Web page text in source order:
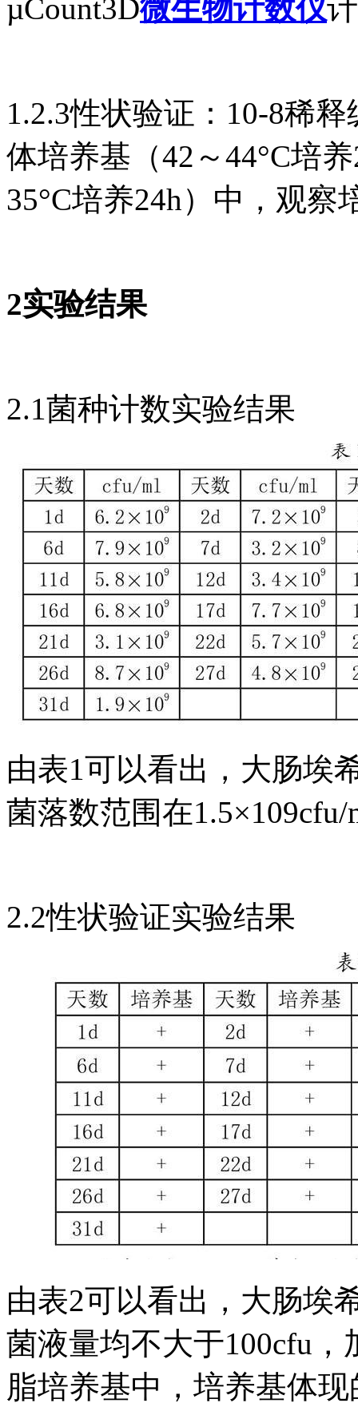
µCount3D微生物计数仪
1.2.3性状验证：10-8稀
体培养基（42～44°C培
35°C培养24h）中，观
2实验结果
2.1菌种计数实验结果
由表1可以看出，大肠埃
菌落数范围在
2.2性状验证实验结果
由表2可以看出，大肠埃
菌液量均不大于100cfu
脂培养基中，培养基体